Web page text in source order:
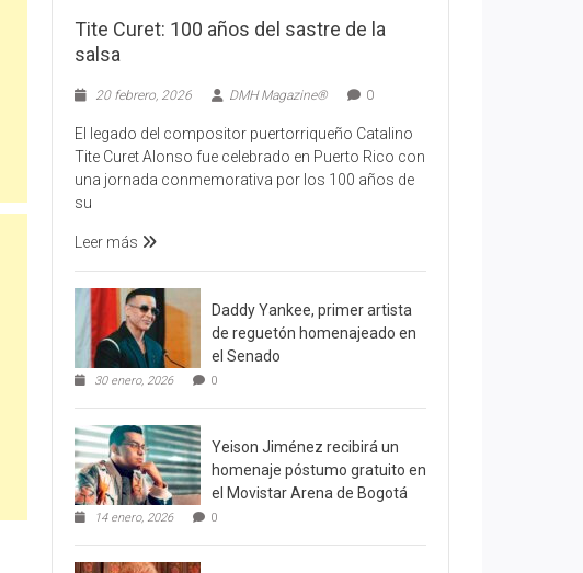
Tite Curet: 100 años del sastre de la
salsa
20 febrero, 2026 DMH Magazine® 0
El legado del compositor puertorriqueño Catalino
Tite Curet Alonso fue celebrado en Puerto Rico con
una jornada conmemorativa por los 100 años de
su
Leer más
Daddy Yankee, primer artista
de reguetón homenajeado en
el Senado
30 enero, 2026 0
Yeison Jiménez recibirá un
homenaje póstumo gratuito en
el Movistar Arena de Bogotá
14 enero, 2026 0